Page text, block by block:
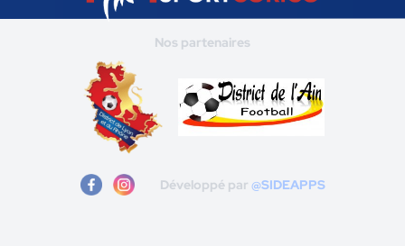
Nos partenaires
Développé par @SIDEAPPS